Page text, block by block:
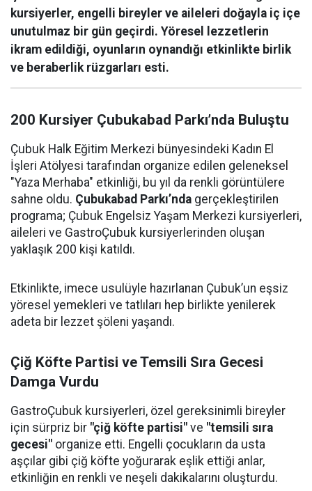
kursiyerler, engelli bireyler ve aileleri doğayla iç içe
unutulmaz bir gün geçirdi. Yöresel lezzetlerin
ikram edildiği, oyunların oynandığı etkinlikte birlik
ve beraberlik rüzgarları esti.
200 Kursiyer Çubukabad Parkı’nda Buluştu
Çubuk Halk Eğitim Merkezi bünyesindeki Kadın El
İşleri Atölyesi tarafından organize edilen geleneksel
"Yaza Merhaba" etkinliği, bu yıl da renkli görüntülere
sahne oldu. Çubukabad Parkı’nda gerçekleştirilen
programa; Çubuk Engelsiz Yaşam Merkezi kursiyerleri,
aileleri ve GastroÇubuk kursiyerlerinden oluşan
yaklaşık 200 kişi katıldı.
Etkinlikte, imece usulüyle hazırlanan Çubuk’un eşsiz
yöresel yemekleri ve tatlıları hep birlikte yenilerek
adeta bir lezzet şöleni yaşandı.
Çiğ Köfte Partisi ve Temsili Sıra Gecesi
Damga Vurdu
GastroÇubuk kursiyerleri, özel gereksinimli bireyler
için sürpriz bir "çiğ köfte partisi" ve "temsili sıra
gecesi" organize etti. Engelli çocukların da usta
aşçılar gibi çiğ köfte yoğurarak eşlik ettiği anlar,
etkinliğin en renkli ve neşeli dakikalarını oluşturdu.